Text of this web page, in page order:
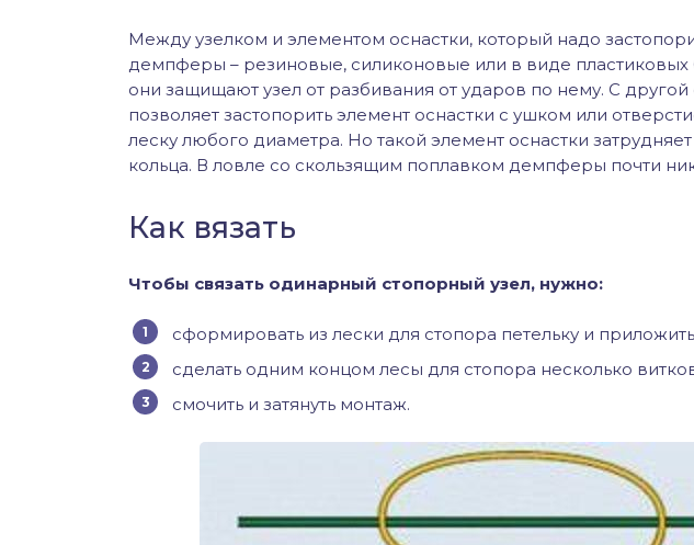
Между узелком и элементом оснастки, который надо
демпферы – резиновые, силиконовые или в виде пластиковых
они защищают узел от разбивания от ударов по нему. С
позволяет застопорить элемент оснастки с ушком или
леску любого диаметра. Но такой элемент оснастки
кольца. В ловле со скользящим поплавком демпферы почти
Как вязать
Чтобы связать одинарный стопорный узел, нужно:
сформировать из лески для стопора петельку и
сделать одним концом лесы для стопора несколько
смочить и затянуть монтаж.